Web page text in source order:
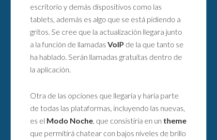
escritorio y demás dispositivos como las
tablets, además es algo que se está pidiendo a
gritos. Se cree que la actualización llegara junto
a la función de llamadasVoIP de la que tanto se
ha hablado. Serán llamadas gratuitas dentro de
la aplicación.
Otra de las opciones que llegaría y haría parte
de todas las plataformas, incluyendo las nuevas,
es el Modo Noche , que consistiría en un theme
que permitirá chatear con bajos niveles de brillo